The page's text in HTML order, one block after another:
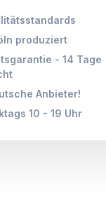
produziert
- 14 Tage
Anbieter!
10 - 19 Uhr